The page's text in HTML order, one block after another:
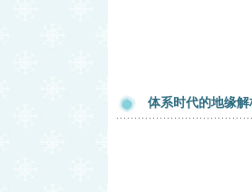
体系时代的地缘